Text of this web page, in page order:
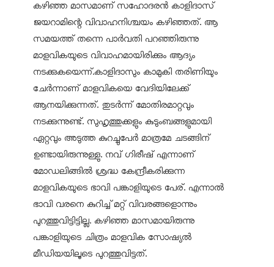
കഴിഞ്ഞ മാസമാണ് സഹോദരൻ കാളിദാസ്
ജയറാമിന്റെ വിവാഹനിശ്ചയം കഴിഞ്ഞത്. ആ
സമയത്ത് തന്നെ പാർവതി പറഞ്ഞിരുന്നു
മാളവികയുടെ വിവാഹമായിരിക്കും ആദ്യം
നടക്കുകയെന്ന്.കാളിദാസും കാമുകി തരിണിയും
ചേർന്നാണ് മാളവികയെ വേദിയിലേക്ക്
ആനയിക്കുന്നത്. തുടർന്ന് മോതിരമാറ്റവും
നടക്കുന്നുണ്ട്. സുഹൃത്തുക്കളും കുടുംബങ്ങളുമായി
ഏറ്റവും അടുത്ത കുറച്ചുപേർ മാത്രമേ ചടങ്ങിന്
ഉണ്ടായിരുന്നുള്ളു. നവ് ഗിരീഷ് എന്നാണ്
മോഡലിങ്ങിൽ ശ്രദ്ധ കേന്ദ്രീകരിക്കുന്ന
മാളവികയുടെ ഭാവി പങ്കാളിയുടെ പേര്. എന്നാൽ
ഭാവി വരനെ കുറിച്ച് മറ്റ് വിവരങ്ങളൊന്നും
പുറത്തുവിട്ടിട്ടില്ല. കഴിഞ്ഞ മാസമായിരുന്നു
പങ്കാളിയുടെ ചിത്രം മാളവിക സോഷ്യൽ
മീഡിയയിലൂടെ പുറത്തുവിട്ടത്.